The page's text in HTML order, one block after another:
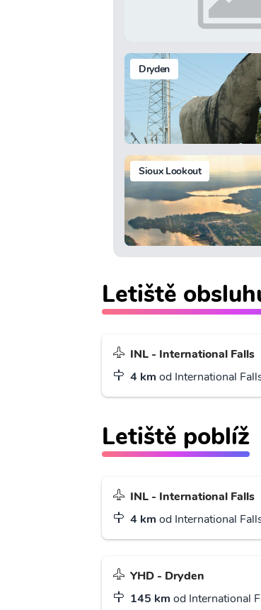
Dryden
Sioux Lookout
Letiště
INL - International Falls
4 km od International
Letiště poblíž
INL - International Falls
4 km od International
YHD - Dryden
145 km od International